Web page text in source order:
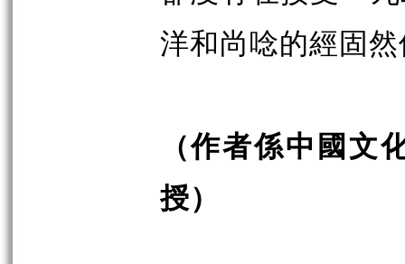
洋和尚唸的經固
（作者係中國文
授）